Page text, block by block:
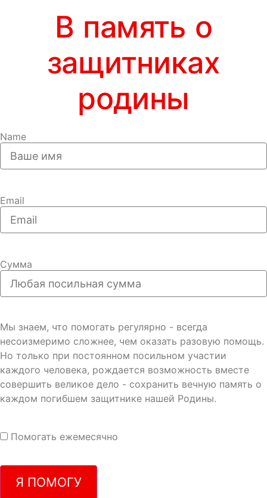
В память о
защитниках
родины
Name
Email
Сумма
Мы знаем, что помогать регулярно - всегда
несоизмеримо сложнее, чем оказать разовую помощь.
Но только при постоянном посильном участии
каждого человека, рождается возможность вместе
совершить великое дело - сохранить вечную память о
каждом погибшем защитнике нашей Родины.
Помогать ежемесячно
Я ПОМОГУ